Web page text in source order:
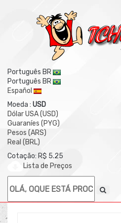
Português BR
Português BR
Español
Moeda : USD
Dólar USA (USD)
Guaraníes (PYG)
Pesos (ARS)
Real (BRL)
Cotação: R$ 5.25
Lista de Preços